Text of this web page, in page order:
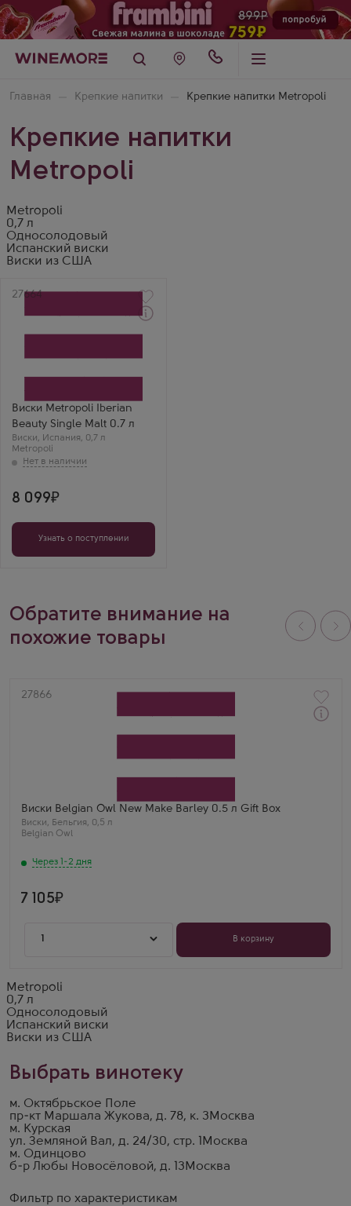
Главная Крепкие напитки Крепкие напитки Metropoli
Крепкие напитки
Metropoli
Metropoli
0,7 л
Односолодовый
Испанский виски
Виски из США
Фильтр по характеристикам
Артикул
27664
Виски Metropoli Iberian
Beauty Single Malt 0.7 л
Виски, Испания, 0,7 л
Metropoli
Бьюти в подарочной
Бренд
Metropoli
Регион
Мадрид
Выдержка
4 года
8 099
Узнать о поступлении
Обратите внимание на
похожие товары
Артикул
27866
Виски Belgian Owl New Make Barley 0.5 л Gift Box
Виски, Бельгия, 0,5 л
Belgian Owl
Через 1-2 дня
Выдержка
3 года
7 105
1 В корзину
Metropoli
0,7 л
Односолодовый
Испанский виски
Виски из США
Выбрать винотеку
м. Октябрьское Поле
пр-кт Маршала Жукова, д. 78, к. 3 Москва
м. Курская
ул. Земляной Вал, д. 24/30, стр. 1
Москва
м. Одинцово
б-р Любы Новосёловой, д. 13 Москва